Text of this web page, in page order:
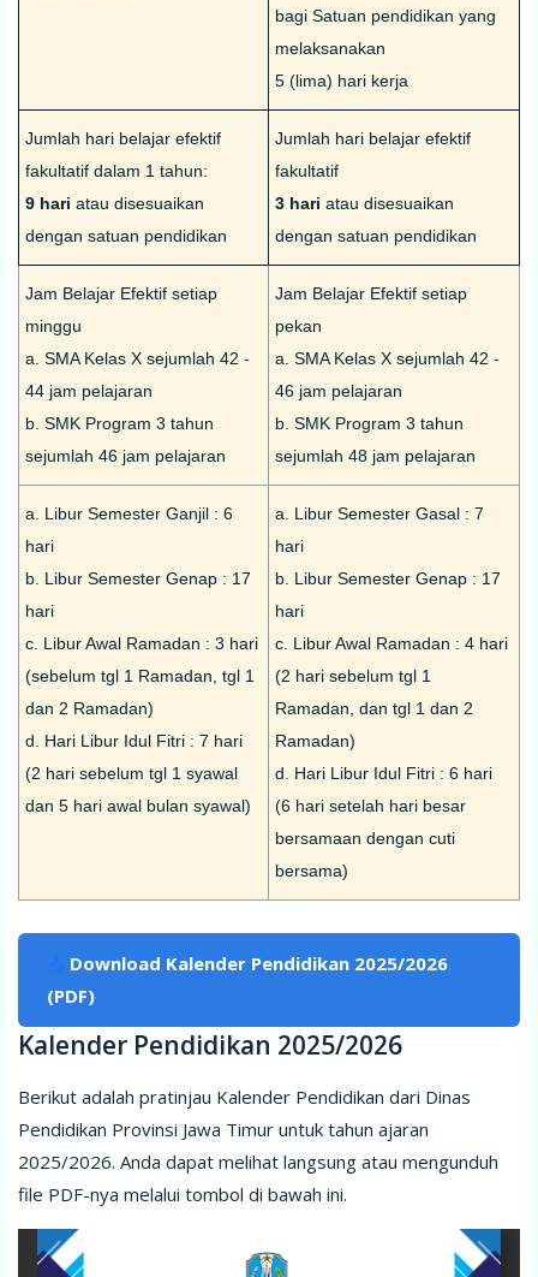
bagi Satuan pendidikan yang
melaksanakan
5 (lima) hari kerja
Jumlah hari belajar efektif
fakultatif dalam 1 tahun:
9 hari atau disesuaikan
dengan satuan pendidikan
Jumlah hari belajar efektif
fakultatif
3 hari atau disesuaikan
dengan satuan pendidikan
Jam Belajar Efektif setiap
minggu
a. SMA Kelas X sejumlah 42 -
44 jam pelajaran
b. SMK Program 3 tahun
sejumlah 46 jam pelajaran
Jam Belajar Efektif setiap
pekan
a. SMA Kelas X sejumlah 42 -
46 jam pelajaran
b. SMK Program 3 tahun
sejumlah 48 jam pelajaran
a. Libur Semester Ganjil : 6
hari
b. Libur Semester Genap : 17
hari
c. Libur Awal Ramadan : 3 hari
(sebelum tgl 1 Ramadan, tgl 1
dan 2 Ramadan)
d. Hari Libur Idul Fitri : 7 hari
(2 hari sebelum tgl 1 syawal
dan 5 hari awal bulan syawal)
a. Libur Semester Gasal : 7
hari
b. Libur Semester Genap : 17
hari
c. Libur Awal Ramadan : 4 hari
(2 hari sebelum tgl 1
Ramadan, dan tgl 1 dan 2
Ramadan)
d. Hari Libur Idul Fitri : 6 hari
(6 hari setelah hari besar
bersamaan dengan cuti
bersama)
Download Kalender Pendidikan 2025/2026
(PDF)
Kalender Pendidikan 2025/2026
Berikut adalah pratinjau Kalender Pendidikan dari Dinas
Pendidikan Provinsi Jawa Timur untuk tahun ajaran
2025/2026. Anda dapat melihat langsung atau mengunduh
file PDF-nya melalui tombol di bawah ini.